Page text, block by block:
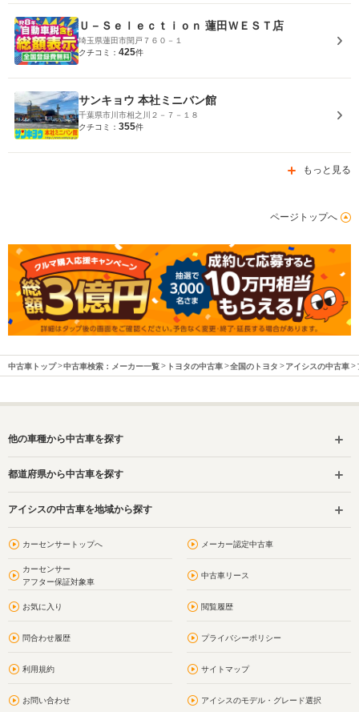
Ｕ－Ｓｅｌｅｃｔｉｏｎ 蓮田ＷＥＳＴ店
埼玉県蓮田市閏戸７６０－１
クチコミ： 425件
サンキョウ 本社ミニバン館
千葉県市川市相之川２－７－１８
クチコミ： 355件
もっと見る
ページトップへ
中古車トップ 中古車検索：メーカー一覧 トヨタの中古車 全国のトヨタ アイシスの中古車
他の車種から中古車を探す
都道府県から中古車を探す
アイシスの中古車を地域から探す
カーセンサートップへ メーカー認定中古車
カーセンサー
アフター保証対象車
中古車リース
お気に入り 閲覧履歴
問合わせ履歴 プライバシーポリシー
利用規約 サイトマップ
お問い合わせ アイシスのモデル・グレード選択